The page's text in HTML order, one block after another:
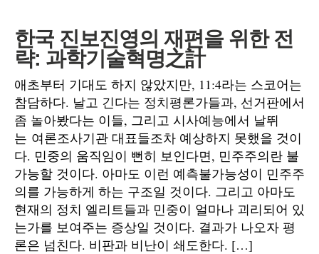
한국 진보진영의 재편을 위한 전
략: 과학기술혁명之計
애초부터 기대도 하지 않았지만, 11:4라는 스코어는
참담하다. 날고 긴다는 정치평론가들과, 선거판에서
좀 놀아봤다는 이들, 그리고 시사예능에서 날뛰
는 여론조사기관 대표들조차 예상하지 못했을 것이
다. 민중의 움직임이 뻔히 보인다면, 민주주의란 불
가능할 것이다. 아마도 이런 예측불가능성이 민주주
의를 가능하게 하는 구조일 것이다. 그리고 아마도
현재의 정치 엘리트들과 민중이 얼마나 괴리되어 있
는가를 보여주는 증상일 것이다. 결과가 나오자 평
론은 넘친다. 비판과 비난이 쇄도한다. […]